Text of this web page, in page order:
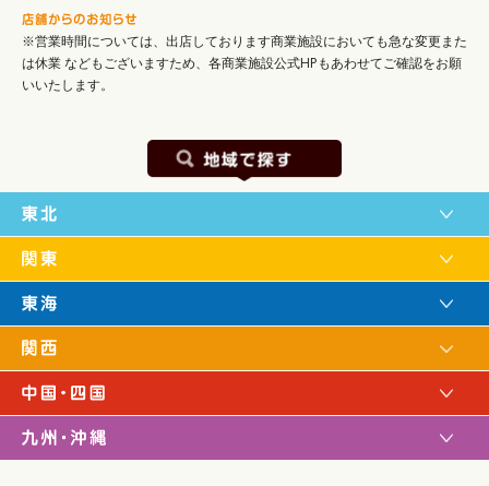
※営業時間については、出店しております商業施設においても急な変更また
は休業などもございますため、各商業施設公式HPもあわせてご確認をお願
いいたします。